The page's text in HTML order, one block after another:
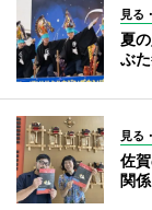
見る
夏
ぶ
見る
佐
関